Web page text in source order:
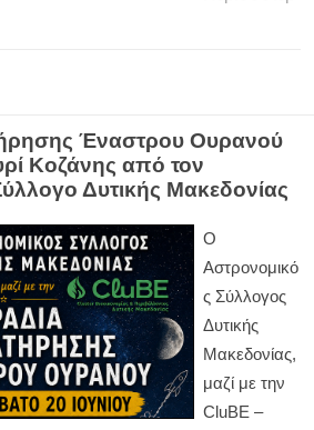
Έναστρου Ουρανού
Κοζάνης από τον
Δυτικής Μακεδονίας
Ο
Αστρονομικό
ς Σύλλογος
Δυτικής
Μακεδονίας,
μαζί με την
CluBE –